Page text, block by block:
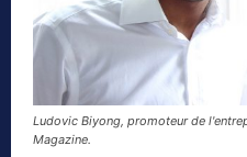
Ludovic Biyong, promoteur de
Magazine.